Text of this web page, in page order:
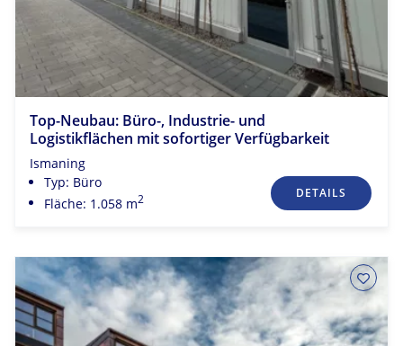
Top-Neubau: Büro-, Industrie- und
Logistikflächen mit sofortiger Verfügbarkeit
Ismaning
Typ: Büro
Fläche: 1.058 m2 DETAILS